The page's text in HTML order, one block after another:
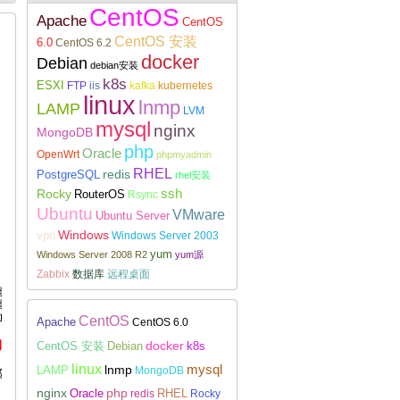
Linux下安装配置WireGuard
的端口范围)
墙）
Apache CentOS CentOS
6.0 CentOS 6.2 CentOS 安装
Debian debian安装 docker
ESXI FTP iis k8s kafka kubernetes
LAMP linux lnmp LVM
MongoDB mysql nginx
OpenWrt Oracle php phpmyadmin
PostgreSQL redis RHEL rhel安装
Rocky RouterOS Rsync ssh
Ubuntu Ubuntu Server VMware
vpn Windows Windows Server 2003
Windows Server 2008 R2 yum yum源
Zabbix 数据库 远程桌面
Apache CentOS CentOS 6.0
CentOS 安装 Debian docker k8s
LAMP linux lnmp MongoDB mysql
nginx Oracle php redis RHEL Rocky